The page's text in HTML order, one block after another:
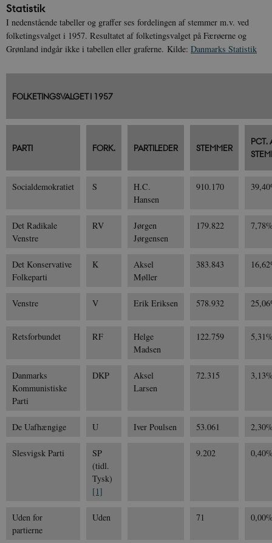
Statistik
I nedenstående tabeller og graffer ses fordelingen af stemmer m.v. ved
folketingsvalget i 1957. Resultatet af folketingsvalget på Færøerne og
Grønland indgår ikke i tabellen eller graferne. Kilde: Danmarks Statistik
FOLKETINGSVALGET I 1957
PARTI FORK. PARTILEDER STEMMER
PCT.
Socialdemokratiet S
H.C.
Hansen
910.170
Det Radikale
Venstre
RV
Jørgen
Jørgensen
179.822
Det Konservative
Folkeparti
K
Aksel
Møller
383.843
Venstre V Erik Eriksen 578.932
Retsforbundet RF
Helge
Madsen
122.759
Danmarks
Kommunistiske
Parti
DKP
Aksel
Larsen
72.315
De Uafhængige U Iver Poulsen 53.061
Slesvigsk Parti
SP
(tidl.
Tysk)
[1]
9.202
Uden for
partierne
Uden 71